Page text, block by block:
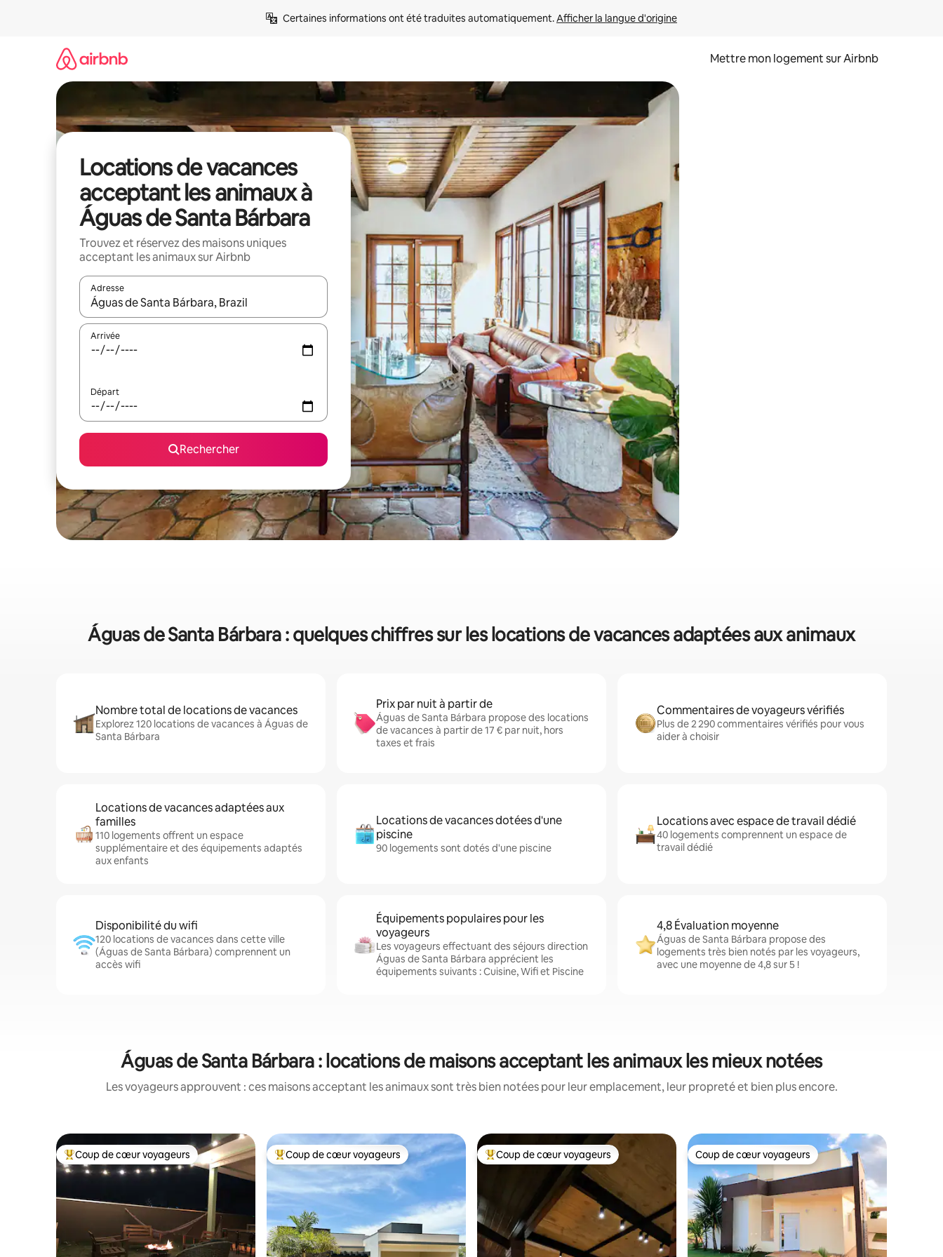
Certaines informations ont été traduites automatiquement. Afficher la langue d'origine
Mettre mon logement sur Airbnb
Locations de vacances
acceptant les animaux à
Águas de Santa Bárbara
Trouvez et réservez des maisons uniques
acceptant les animaux sur Airbnb
Adresse
Lorsque les résultats s'affichent, utilisez les flèches vers le haut et vers le bas pour les parcourir ou en appuyant et en faisant glisser.
Arrivée
Départ
Rechercher
Águas de Santa Bárbara : quelques chiffres sur les locations de vacances adaptées aux animaux
Nombre total de locations de vacances
Explorez 120 locations de vacances à Águas de
Santa Bárbara
Prix par nuit à partir de
Águas de Santa Bárbara propose des locations
de vacances à partir de 17 € par nuit, hors
taxes et frais
Commentaires de voyageurs vérifiés
Plus de 2 290 commentaires vérifiés pour vous
aider à choisir
Locations de vacances adaptées aux
familles
110 logements offrent un espace
supplémentaire et des équipements adaptés
aux enfants
Locations de vacances dotées d'une
piscine
90 logements sont dotés d'une piscine
Locations avec espace de travail dédié
40 logements comprennent un espace de
travail dédié
Disponibilité du wifi
120 locations de vacances dans cette ville
(Águas de Santa Bárbara) comprennent un
accès wifi
Équipements populaires pour les
voyageurs
Les voyageurs effectuant des séjours direction
Águas de Santa Bárbara apprécient les
équipements suivants : Cuisine, Wifi et Piscine
4,8 Évaluation moyenne
Águas de Santa Bárbara propose des
logements très bien notés par les voyageurs,
avec une moyenne de 4,8 sur 5 !
Águas de Santa Bárbara : locations de maisons acceptant les animaux les mieux notées
Les voyageurs approuvent : ces maisons acceptant les animaux sont très bien notées pour leur emplacement, leur propreté et bien plus encore.
Coups de cœur voyageurs les plus appréciés
Coup de cœur voyageurs Coups de cœur voyageurs les plus appréciés
Coup de cœur voyageurs Coups de cœur voyageurs les plus appréciés
Coup de cœur voyageurs Coup de cœur voyageurs
Coup de cœur voyageurs